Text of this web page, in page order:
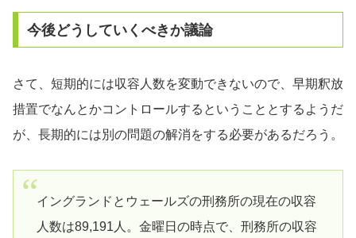
今後どうしていくべきか議論
さて、短期的には収容人数を変動できないので、早期釈放
措置でなんとかコントロールするということとするようだ
が、長期的には別の問題の解消をする必要があるだろう。
イングランドとウェールズの刑務所の現在の収容
人数は89,191人。金曜日の時点で、刑務所の収容